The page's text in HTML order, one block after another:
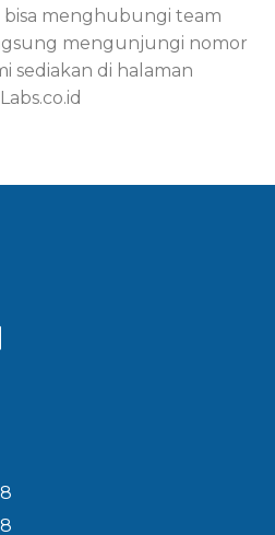
bisa menghubungi team
mengunjungi nomor
sediakan di halaman